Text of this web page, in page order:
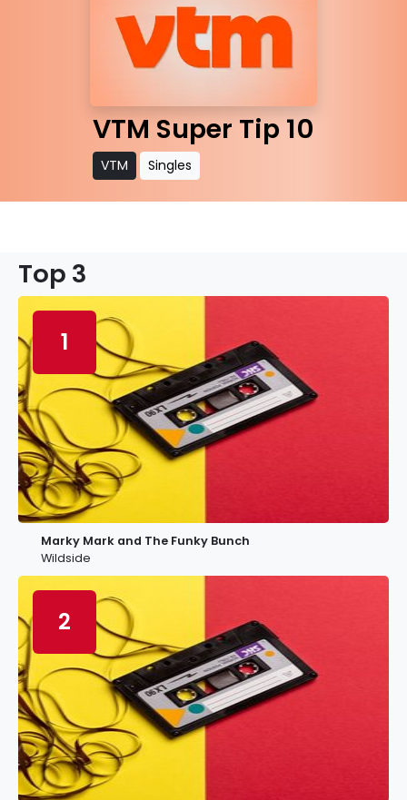
VTM Super Tip 10
VTM Singles
Top 3
1
Marky Mark and The Funky Bunch
Wildside
2